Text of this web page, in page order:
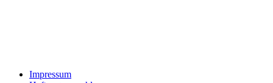
Impressum